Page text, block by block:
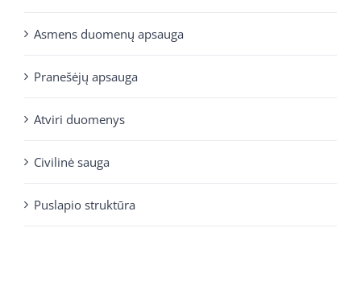
Asmens duomenų apsauga
Pranešėjų apsauga
Atviri duomenys
Civilinė sauga
Puslapio struktūra